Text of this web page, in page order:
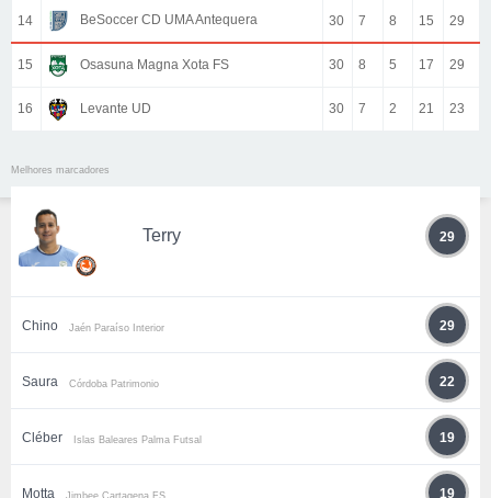
14 BeSoccer CD UMA Antequera 30 7 8 15 29
15 Osasuna Magna Xota FS 30 8 5 17 29
16 Levante UD 30 7 2 21 23
Melhores marcadores
Terry 29
Chino Jaén Paraíso Interior 29
Saura Córdoba Patrimonio 22
Cléber Islas Baleares Palma Futsal 19
Motta 19